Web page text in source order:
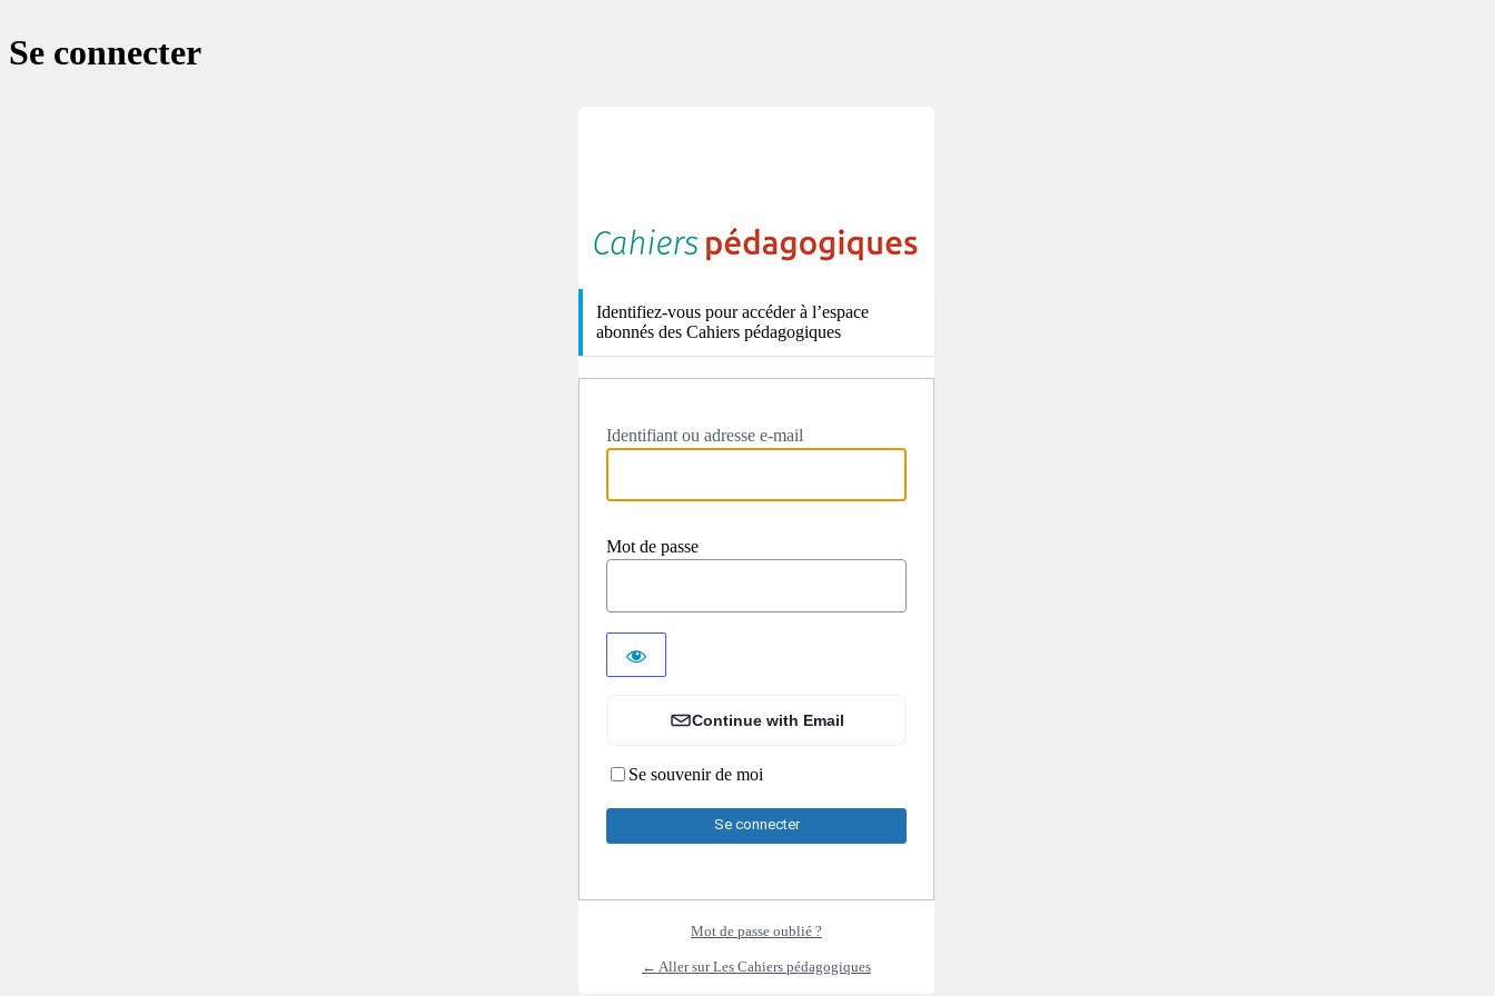
Se connecter
Identifiez-vous pour accéder à l’espace
abonnés des Cahiers pédagogiques
Identifiant ou adresse e-mail
Mot de passe
Continue with Email
Se souvenir de moi
Mot de passe oublié ?
← Aller sur Les Cahiers pédagogiques